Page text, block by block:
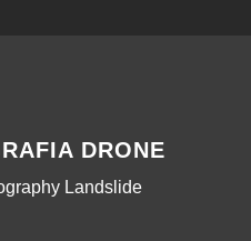
DRONE
Landslide